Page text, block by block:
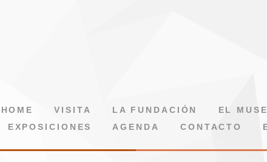
HOME VISITA LA FUNDACIÓN EL
EXPOSICIONES
AGENDA CONTACTO